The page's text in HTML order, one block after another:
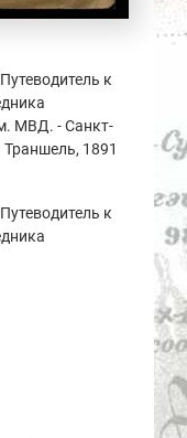
к
МВД. - Санкт-
Траншель, 1891
к